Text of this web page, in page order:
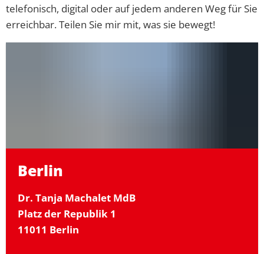
telefonisch, digital oder auf jedem anderen Weg für Sie
erreichbar. Teilen Sie mir mit, was sie bewegt!
Berlin
Dr. Tanja Machalet MdB
Platz der Republik 1
11011 Berlin